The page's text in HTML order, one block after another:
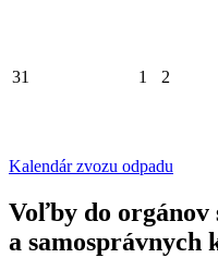
31 1 2
Kalendár zvozu odpadu
Voľby do orgánov
a samosprávnych